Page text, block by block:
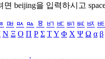
면 beijing을 입력하시고
ㅮ ㅯ ㅰ ㅱ ㅲ ㅳ ㅴ ㅵ ㅶ ㅷ
Ν Ξ Ο Π Ρ Σ ΤΥ Φ Χ Ψ Ω α β